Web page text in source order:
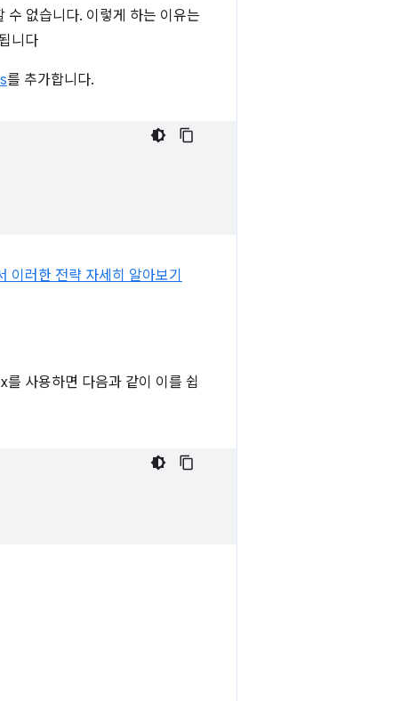
없습니다. 이렇게 하는 이유는
니다
를 추가합니다.
이러한 전략 자세히 알아보기
사용하면 다음과 같이 이를 쉽